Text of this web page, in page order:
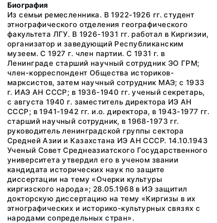
Биография
Из семьи ремесленника. В 1922-1926 гг. студент
этнографического отделения географического
факультета ЛГУ. В 1926-1931 гг. работал в Киргизии,
организатор и заведующий Республиканским
музеем. С 1927 г. член партии. С 1931 г. в
Ленинграде старший научный сотрудник ЭО ГРМ;
член-корреспондент Общества историков-
марксистов, затем научный сотрудник МАЭ; с 1933
г. ИАЭ АН СССР; в 1936-1940 гг. ученый секретарь,
с августа 1940 г. заместитель директора ИЭ АН
СССР; в 1941-1942 гг. и.о. директора, в 1943-1977 гг.
старший научный сотрудник, в 1968-1973 гг.
руководитель ленинградской группы сектора
Средней Азии и Казахстана ИЭ АН СССР. 14.10.1943
Ученый Совет Среднеазиатского Государственного
университета утвердил его в ученом звании
кандидата исторических наук по защите
диссертации на тему «Очерки культуры
киргизского народа»; 28.05.1968 в ИЭ защитил
докторскую диссертацию на тему «Киргизы в их
этнографических и историко-культурных связях с
народами сопредельных стран».